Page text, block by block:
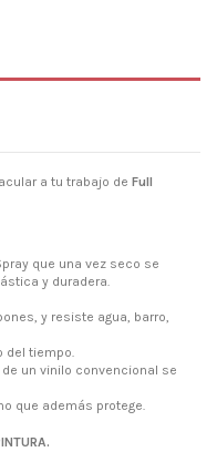
a tu trabajo de Full
que una vez seco se
y duradera.
y resiste agua, barro,
del tiempo.
un vinilo convencional se
que además protege.